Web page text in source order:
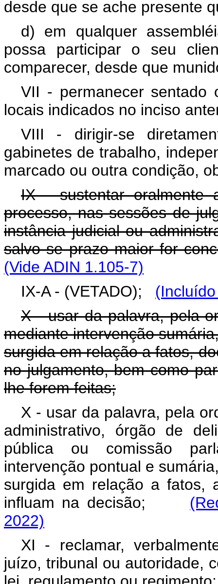
desde que se ache presente
d) em qualquer
possa participar o seu
comparecer, desde que
VII - permanecer
locais indicados no inciso
VIII - dirigir-se
gabinetes de trabalho,
marcado ou outra condição,
IX - sustentar oralmente
processo, nas sessões de
instância judicial ou
salvo se prazo maior for
(Vide ADIN 1.105-7)
IX-A - (VETADO);
X - usar da palavra, pela
mediante intervenção
surgida em relação a fatos,
no julgamento, bem como
lhe forem feitas;
X - usar da palavra, pela
administrativo, órgão de
pública ou comissão
intervenção pontual e
surgida em relação a fatos,
influam na decisão;
2022)
XI - reclamar,
juízo, tribunal ou autoridade,